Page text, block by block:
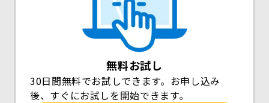
無料お試し
30日間無料でお試しできます。お申し込み
後、すぐにお試しを開始できます。